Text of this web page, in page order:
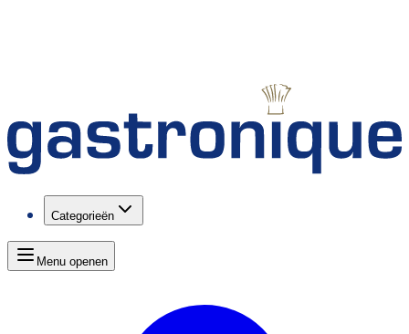
Categorieën
Menu openen